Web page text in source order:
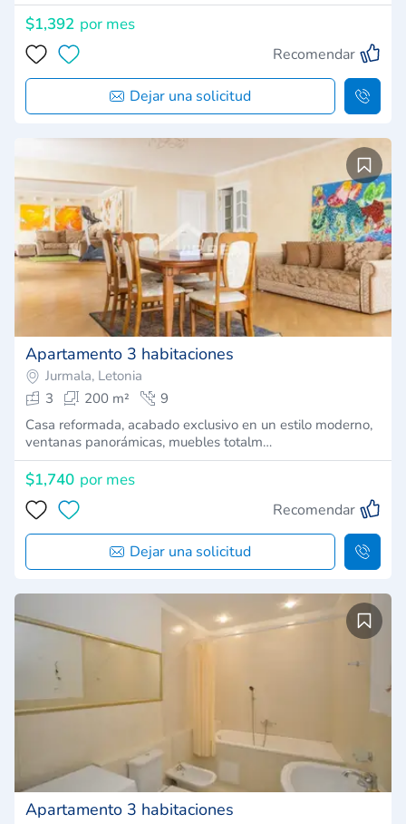
$1,392 por mes
Recomendar
Dejar una solicitud
Apartamento 3 habitaciones
Jurmala, Letonia
3
200 m²
9
Casa reformada, acabado exclusivo en un estilo moderno,
ventanas panorámicas, muebles totalm…
$1,740 por mes
Recomendar
Dejar una solicitud
Apartamento 3 habitaciones